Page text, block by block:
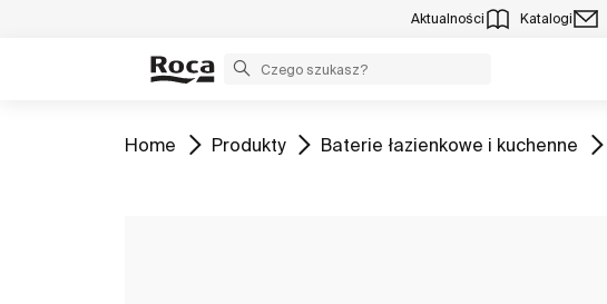
Aktualności Katalogi
Zobacz
Home Zobacz
Produkty Zobacz
Baterie łazienkowe i kuchenne